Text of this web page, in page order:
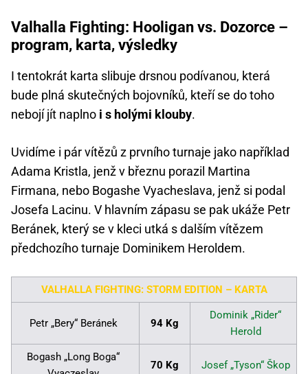
Valhalla Fighting: Hooligan vs. Dozorce –
program, karta, výsledky
I tentokrát karta slibuje drsnou podívanou, která
bude plná skutečných bojovníků, kteří se do toho
nebojí jít naplno i s holými klouby.
Uvidíme i pár vítězů z prvního turnaje jako například
Adama Kristla, jenž v březnu porazil Martina
Firmana, nebo Bogashe Vyacheslava, jenž si podal
Josefa Lacinu. V hlavním zápasu se pak ukáže Petr
Beránek, který se v kleci utká s dalším vítězem
předchozího turnaje Dominikem Heroldem.
VALHALLA FIGHTING: STORM EDITION – KARTA
Petr „Bery“ Beránek 94 Kg
Dominik „Rider“
Herold
Bogash „Long Boga“
70 Kg Josef „Tyson“ Škop